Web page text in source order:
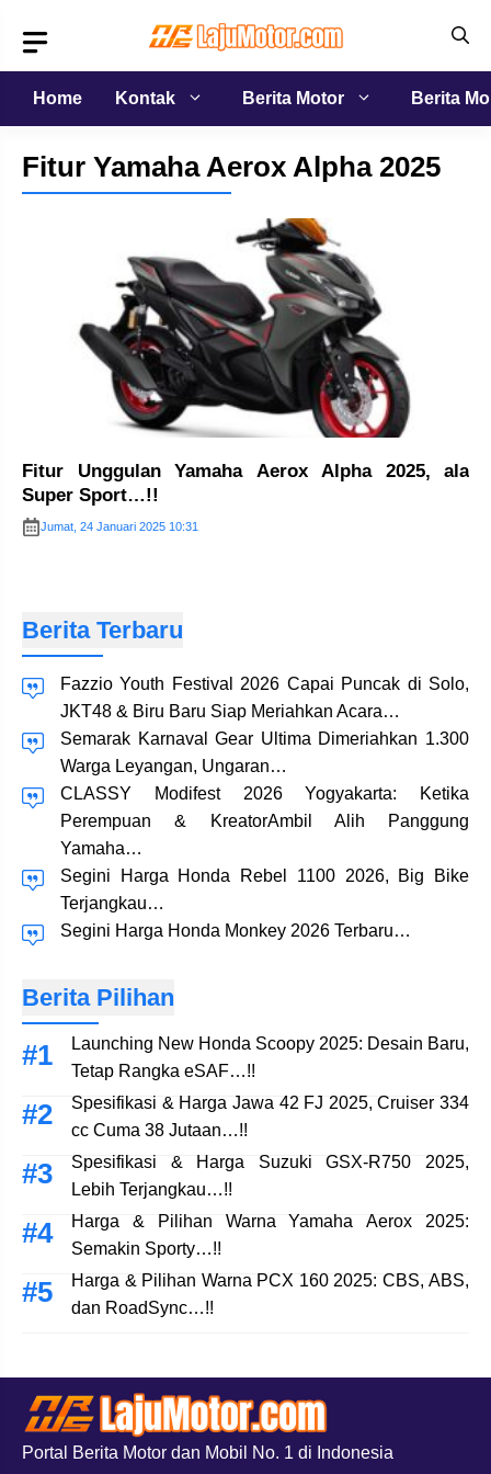
isi
Home
Kontak Berita Motor Berita
Fitur Yamaha Aerox Alpha 2025
Fitur Unggulan Yamaha Aerox Alpha 2025, ala
Super Sport…!!
Jumat, 24 Januari 2025 10:31
Berita Terbaru
Fazzio Youth Festival 2026 Capai Puncak di Solo,
JKT48 & Biru Baru Siap Meriahkan Acara…
Semarak Karnaval Gear Ultima Dimeriahkan 1.300
Warga Leyangan, Ungaran…
CLASSY Modifest 2026 Yogyakarta: Ketika
Perempuan & KreatorAmbil Alih Panggung
Yamaha…
Segini Harga Honda Rebel 1100 2026, Big Bike
Terjangkau…
Segini Harga Honda Monkey 2026 Terbaru…
Berita Pilihan
Launching New Honda Scoopy 2025: Desain Baru,
Tetap Rangka eSAF…!!
Spesifikasi & Harga Jawa 42 FJ 2025, Cruiser 334
cc Cuma 38 Jutaan…!!
Spesifikasi & Harga Suzuki GSX-R750 2025,
Lebih Terjangkau…!!
Harga & Pilihan Warna Yamaha Aerox 2025:
Semakin Sporty…!!
Harga & Pilihan Warna PCX 160 2025: CBS, ABS,
dan RoadSync…!!
Portal Berita Motor dan Mobil No. 1 di Indonesia